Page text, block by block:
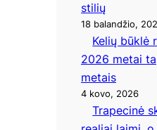
stilių
18 balandžio,
Kelių būklė
2026 metai
metais
4 kovo, 2026
Trapecinė